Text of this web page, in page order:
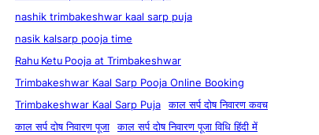
nashik trimbakeshwar kaal sarp puja
nasik kalsarp pooja time
Rahu Ketu Pooja at Trimbakeshwar
Trimbakeshwar Kaal Sarp Pooja Online Booking
Trimbakeshwar Kaal Sarp Puja
काल सर्प दोष निवारण कवच
काल सर्प दोष निवारण पूजा
काल सर्प दोष निवारण पूजा विधि हिंदी में